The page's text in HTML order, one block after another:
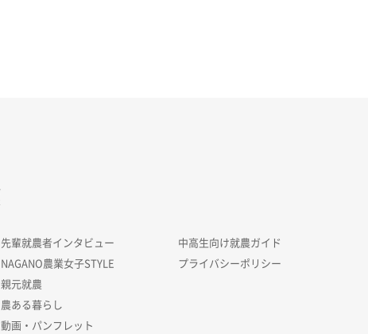
先輩就農者インタビュー
NAGANO農業女子STYLE
親元就農
農ある暮らし
動画・パンフレット
中高生向け就農ガイド
プライバシーポリシー